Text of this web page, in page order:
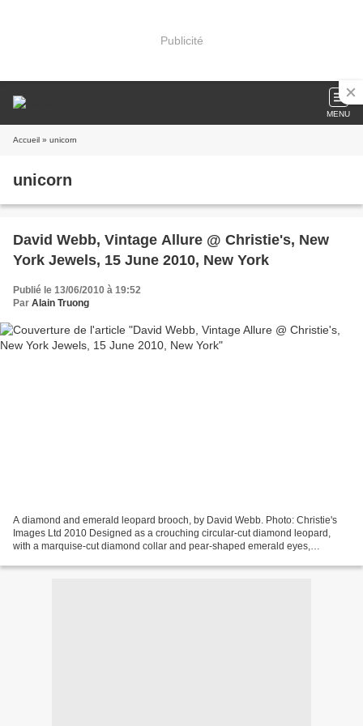
Publicité
MENU
Accueil » unicorn
unicorn
David Webb, Vintage Allure @ Christie's, New
York Jewels, 15 June 2010, New York
Publié le 13/06/2010 à 19:52
Par Alain Truong
A diamond and emerald leopard brooch, by David Webb. Photo: Christie's
Images Ltd 2010 Designed as a crouching circular-cut diamond leopard,
with a marquise-cut diamond collar and pear-shaped emerald eyes,